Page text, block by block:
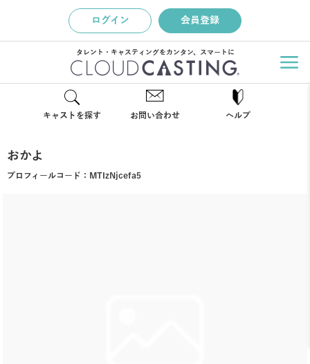
ログイン 会員登録
タレント・キャスティングをカンタン、スマートに
キャストを探す お問い合わせ ヘルプ
おかよ
プロフィールコード： MTIzNjcefa5